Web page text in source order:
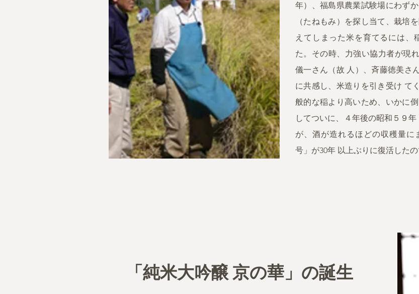
年）、福島県農業試験場にわず
（たねもみ）を探し当て、栽培
えてしまった米を育てるには、
た。その時、力強い協力者が現
儀一さん（故 人）、斉藤徳美さ
に共感し、米造りを引き受け て
般的な稲より高いため、いかに
してついに、４年後の昭和５９
が、酒が造れるほどの収穫量に
号」が30年 以上ぶりに復活したの
「純米大吟醸 京の華」の誕生